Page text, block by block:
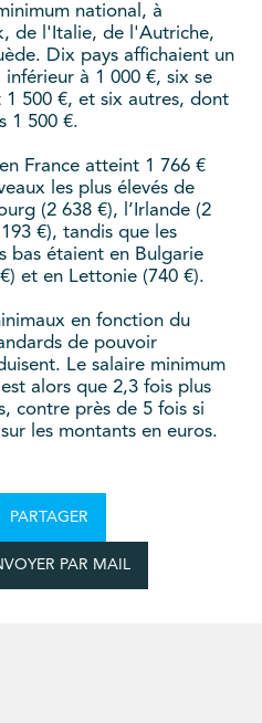
national, à
de l'Italie, de l'Autriche,
Dix pays affichaient un
à 1 000 €, six se
500 €, et six autres, dont
1 500 €.
France atteint 1 766 €
les plus élevés de
(2 638 €), l’Irlande (2
€), tandis que les
bas étaient en Bulgarie
et en Lettonie (740 €).
en fonction du
de pouvoir
Le salaire minimum
alors que 2,3 fois plus
contre près de 5 fois si
les montants en euros.
PARTAGER
PAR MAIL